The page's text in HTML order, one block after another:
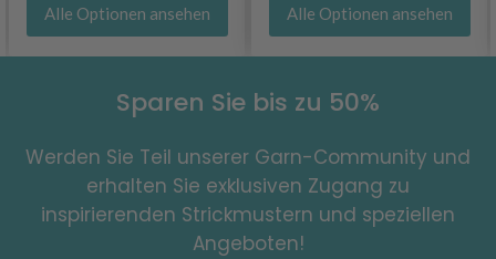
Alle Optionen ansehen Alle Optionen ansehen
Sparen Sie bis zu 50%
Werden Sie Teil unserer Garn-Community und
erhalten Sie exklusiven Zugang zu
inspirierenden Strickmustern und speziellen
Angeboten!